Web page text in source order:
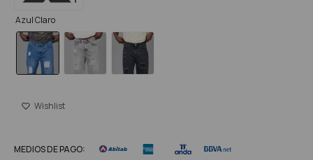
Azul Claro
MEDIOS DE PAGO: